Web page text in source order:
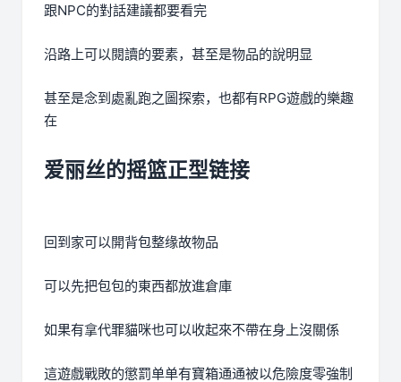
跟NPC的對話建議都要看完
沿路上可以閱讀的要素，甚至是物品的說明显
甚至是念到處亂跑之圖探索，也都有RPG遊戲的樂趣
在
爱丽丝的摇篮正型链接
回到家可以開背包整缘故物品
可以先把包包的東西都放進倉庫
如果有拿代罪貓咪也可以收起來不帶在身上沒關係
這遊戲戰敗的懲罰单单有寶箱通通被以危險度零強制